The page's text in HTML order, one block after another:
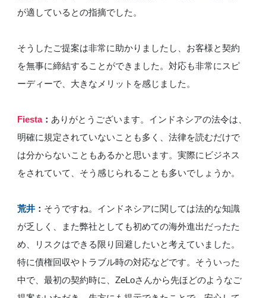
が適しているとの指摘でした。
そうしたご提案は非常に助かりましたし、お客様と契約
を無事に締結することができました。対応も非常にスピ
ーディーで、大きなメリットを感じました。
Fiesta： ありがとうございます。インドネシアの法令は、
明確に規定されていないことも多く、法律を読むだけで
は分からないこともあるかと思います。実際にビジネス
をされていて、そう感じられることも多いでしょうか。
荒井 ： そうですね。インドネシアに関しては法的な知識
が乏しく、また弊社としても初めての海外進出だったた
め、リスクはできる限り回避したいと考えていました。
特に債権回収やトラブル時の対応などです。そういった
中で、最初の契約時に、ZeLoさんから先ほどのようなご